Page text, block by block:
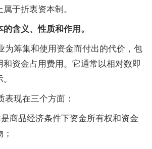
于折衷资本制。
含义、性质和作用。
筹集和使用资金而付出的代价，包
资金占用费用。它通常以相对数即
现在三个方面：
商品经济条件下资金所有权和资金